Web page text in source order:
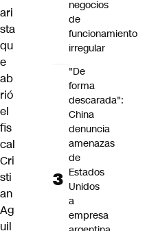
ari
sta
qu
e
ab
rió
el
fis
cal
Cri
sti
an
Ag
uil
negocios
de
funcionamiento
irregular
"De
forma
descarada":
China
denuncia
amenazas
de
Estados
Unidos
a
empresa